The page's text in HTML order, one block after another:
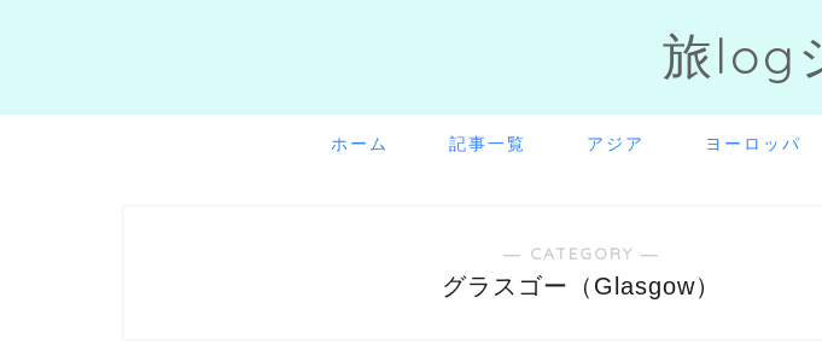
旅log
ホーム 記事一覧 アジア ヨーロッパ
― CATEGORY ―
グラスゴー（Glasgow）